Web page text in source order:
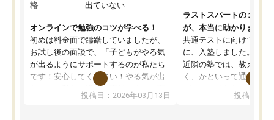
格
出ていない
オンラインで勉強のコツが学べる！
初めは料金面で躊躇していましたが、
お試し後の面談で、「子どもがやる気
が出るようにサポートするのが私たち
です！安心してください！やる気が出
ないのは私たち講師の責任です」と言
ってくださり、確かに！と考えて、思
投稿日：2026年03月13日
ラストスパートの１か月
が、本当に助かりました
共通テストに向けての追
に、入塾しました。田舎
近隣の塾では、教えても
く、かといって通うには
可能なので本当に助か
投稿日：